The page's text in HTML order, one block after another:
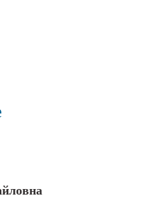
и инвазивной
базе Института